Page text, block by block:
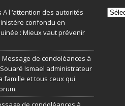
A l ‘attention des autorités
confondu en
: Mieux vaut prévenir
Message de condoléances à
Ismael administrateur
famille et tous ceux qui